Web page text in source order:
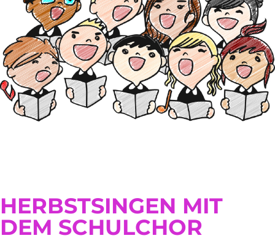
HERBSTSINGEN MIT
DEM SCHULCHOR